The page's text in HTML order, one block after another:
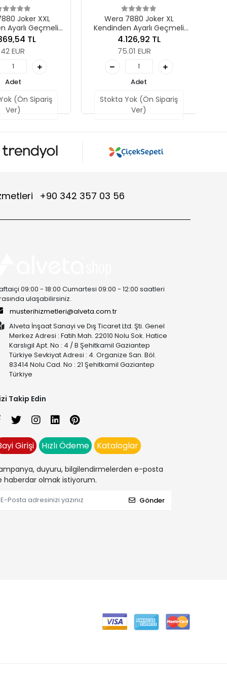
Joker XL
Ayarlı Geçmeli
24 mm Tork Ucu,
14x18 x 19-24 x
16" x 95 mm
TL
EUR
Adet
(Ön Sipariş
Ver)
Adet
Stokta Yok (Ön Sipariş
+90 342 357 03 56
09:00 - 18:00 Cumartesi 09:00 - 12:00 saatleri
ulaşabilirsiniz.
musterihizmetleri@alveta.com.tr
Alveta İnşaat Sanayi ve Dış Ticaret Ltd. Şti. Genel
Merkez Adresi : Fatih Mah. 22010 Nolu Sok. Hatice
Karslıgil Apt. No : 4 / B Şehitkamil Gaziantep
Türkiye Sevkiyat Adresi : 4. Organize San. Böl.
83414 Nolu Cad. No : 21 Şehitkamil Gaziantep
Türkiye
Takip Edin
Girişi Hızlı Ödeme Kataloglar
duyuru, bilgilendirmelerden e-posta
haberdar olmak istiyorum.
Gönder